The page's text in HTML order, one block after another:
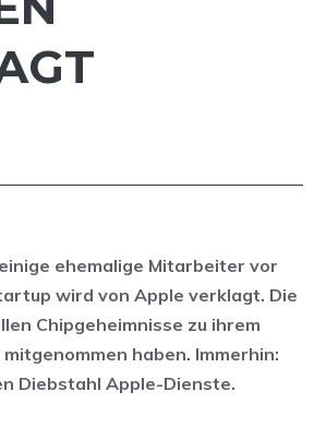
ehemalige Mitarbeiter vor
wird von Apple verklagt. Die
Chipgeheimnisse zu ihrem
haben. Immerhin:
Diebstahl Apple-Dienste.